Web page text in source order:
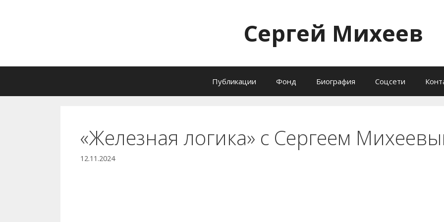
Сергей Михеев
Публикации Фонд Биография Соцсети
«Железная логика» с Сергеем
12.11.2024